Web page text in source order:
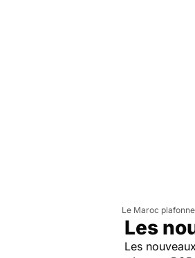
Le Maroc
Les
Les